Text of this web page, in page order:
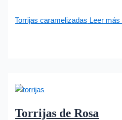
Torrijas caramelizadas Leer más
Torrijas de Rosa